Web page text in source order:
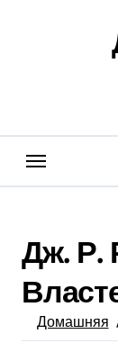
Дж. Р.
Домашняя